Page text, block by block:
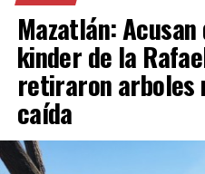
Mazatlán:
kinder de la
retiraron arboles
caída